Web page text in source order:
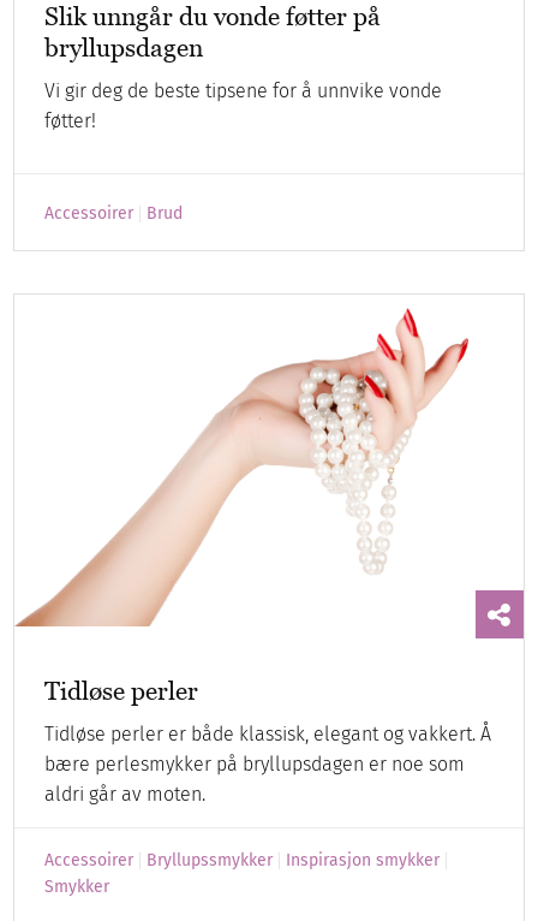
Slik unngår du vonde føtter på
bryllupsdagen
Vi gir deg de beste tipsene for å unnvike vonde
føtter!
Accessoirer Brud
Tidløse perler
Tidløse perler er både klassisk, elegant og vakkert. Å
bære perlesmykker på bryllupsdagen er noe som
aldri går av moten.
Accessoirer Bryllupssmykker
Inspirasjon smykker
Smykker